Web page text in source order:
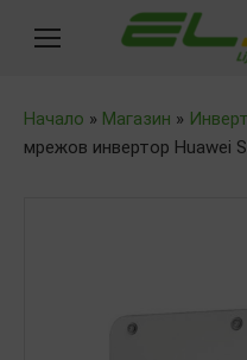
Начало » Магазин »
мрежов инвертор Huawei